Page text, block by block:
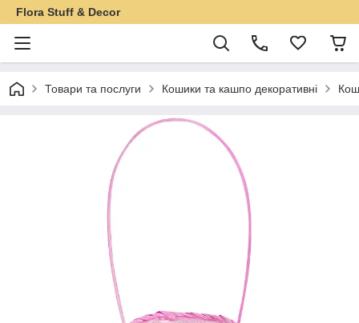
Flora Stuff & Decor
Товари та послуги Кошики та кашпо декоративні